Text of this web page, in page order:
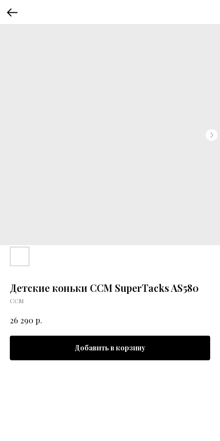
Детские коньки CCM SuperTacks AS580
CCM
26 290 р.
Добавить в корзину